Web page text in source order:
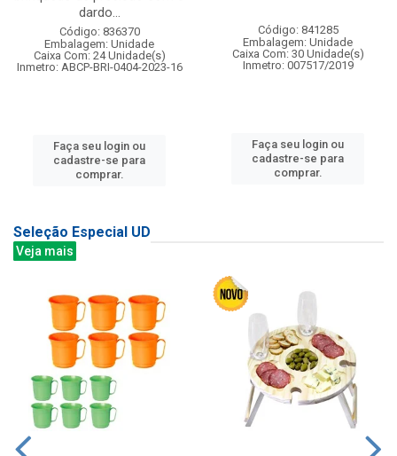
dardo...
Código: 836370
Embalagem: Unidade
Caixa Com: 24 Unidade(s)
Inmetro: ABCP-BRI-0404-2023-16
Faça seu login ou
cadastre-se para
comprar.
Código: 841285
Embalagem: Unidade
Caixa Com: 30 Unidade(s)
Inmetro: 007517/2019
Faça seu login ou
cadastre-se para
comprar.
Seleção Especial UD
Veja mais